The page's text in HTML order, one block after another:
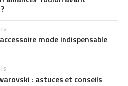
mode indispensable
: astuces et conseils